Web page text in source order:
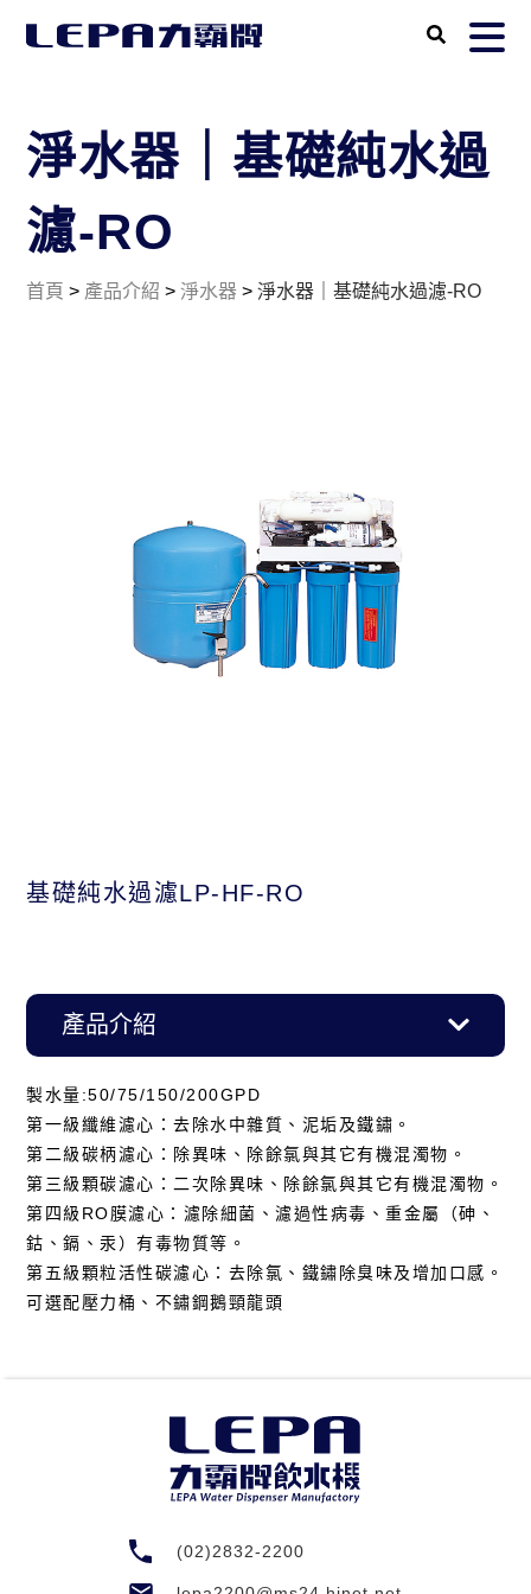
淨水器｜基礎純水過
濾-RO
首頁 > 產品介紹 >淨水器 >淨水器｜基礎純水過濾-RO
基礎純水過濾LP-HF-RO
產品介紹
製水量:50/75/150/200GPD
第一級纖維濾心：去除水中雜質、泥垢及鐵鏽。
第二級碳柄濾心：除異味、除餘氯與其它有機混濁物。
第三級顆碳濾心：二次除異味、除餘氯與其它有機混濁物。
第四級RO膜濾心：濾除細菌、濾過性病毒、重金屬（砷、
鈷、鎘、汞）有毒物質等。
第五級顆粒活性碳濾心：去除氯、鐵鏽除臭味及增加口感。
可選配壓力桶、不鏽鋼鵝頸龍頭
(02)2832-2200